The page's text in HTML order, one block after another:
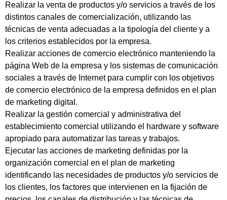
Realizar la venta de productos y/o servicios a través de los
distintos canales de comercialización, utilizando las
técnicas de venta adecuadas a la tipología del cliente y a
los criterios establecidos por la empresa.
Realizar acciones de comercio electrónico manteniendo la
página Web de la empresa y los sistemas de comunicación
sociales a través de Internet para cumplir con los objetivos
de comercio electrónico de la empresa definidos en el plan
de marketing digital.
Realizar la gestión comercial y administrativa del
establecimiento comercial utilizando el hardware y software
apropiado para automatizar las tareas y trabajos.
Ejecutar las acciones de marketing definidas por la
organización comercial en el plan de marketing
identificando las necesidades de productos y/o servicios de
los clientes, los factores que intervienen en la fijación de